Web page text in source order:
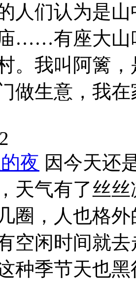
人们认为是
……有座大山
。我叫阿篱
做生意，我
夜 因今天还
天气有了丝
圈，人也格
空闲时间就
种季节天也